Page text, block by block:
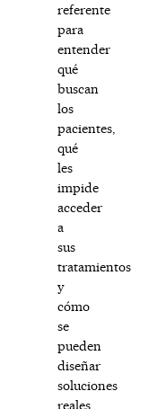
referente
para
entender
qué
buscan
los
pacientes,
qué
les
impide
acceder
a
sus
tratamientos
y
cómo
se
pueden
diseñar
soluciones
reales